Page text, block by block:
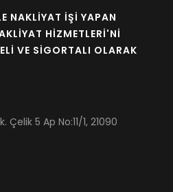
NAKLIYAT İŞI YAPAN
HIZMETLERI'NI
VE SIGORTALI OLARAK
5 Ap No:11/1, 21090